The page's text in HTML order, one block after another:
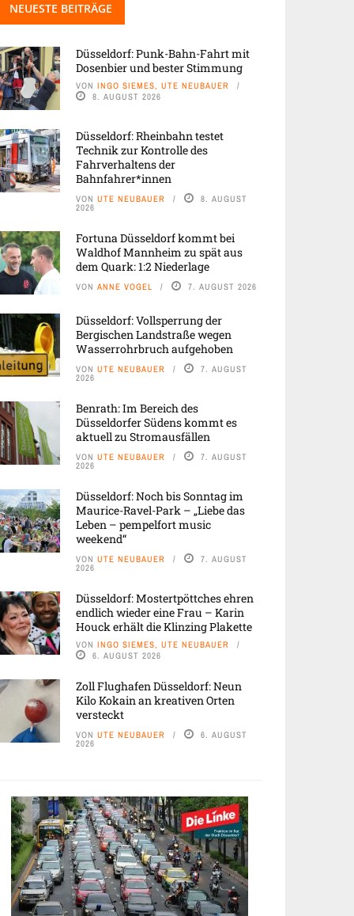
NEUESTE BEITRÄGE
Düsseldorf: Punk-Bahn-Fahrt mit
Dosenbier und bester Stimmung
VON INGO SIEMES, UTE NEUBAUER
8. AUGUST 2026
Düsseldorf: Rheinbahn testet
Technik zur Kontrolle des
Fahrverhaltens der
Bahnfahrer*innen
VON UTE NEUBAUER 8. AUGUST
2026
Fortuna Düsseldorf kommt bei
Waldhof Mannheim zu spät aus
dem Quark: 1:2 Niederlage
VON ANNE VOGEL 7. AUGUST 2026
Düsseldorf: Vollsperrung der
Bergischen Landstraße wegen
Wasserrohrbruch aufgehoben
VON UTE NEUBAUER 7. AUGUST
2026
Benrath: Im Bereich des
Düsseldorfer Südens kommt es
aktuell zu Stromausfällen
VON UTE NEUBAUER 7. AUGUST
2026
Düsseldorf: Noch bis Sonntag im
Maurice-Ravel-Park – „Liebe das
Leben – pempelfort music
weekend“
VON UTE NEUBAUER 7. AUGUST
2026
Düsseldorf: Mostertpöttches ehren
endlich wieder eine Frau – Karin
Houck erhält die Klinzing Plakette
VON INGO SIEMES, UTE NEUBAUER
6. AUGUST 2026
Zoll Flughafen Düsseldorf: Neun
Kilo Kokain an kreativen Orten
versteckt
VON UTE NEUBAUER 6. AUGUST
2026